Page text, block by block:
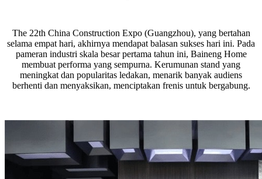
The 22th China Construction Expo (Guangzhou), yang bertahan
selama empat hari, akhirnya mendapat balasan sukses hari ini. Pada
pameran industri skala besar pertama tahun ini, Baineng Home
membuat performa yang sempurna. Kerumunan stand yang
meningkat dan popularitas ledakan, menarik banyak audiens
berhenti dan menyaksikan, menciptakan frenis untuk bergabung.